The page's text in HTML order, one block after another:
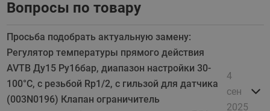
Вопросы по товару
Просьба подобрать актуальную замену:
Регулятор температуры прямого действия
AVTB Ду15 Ру16бар, диапазон настройки 30-
100°С, с резьбой Rp1/2, с гильзой для датчика
(003N0196) Клапан ограничитель
4
сен
2025